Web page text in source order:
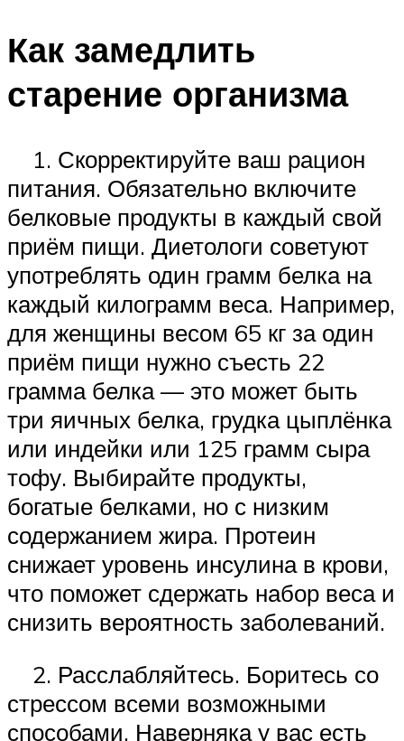
Как замедлить
старение организма
1. Скорректируйте ваш рацион
питания. Обязательно включите
белковые продукты в каждый свой
приём пищи. Диетологи советуют
употреблять один грамм белка на
каждый килограмм веса. Например,
для женщины весом 65 кг за один
приём пищи нужно съесть 22
грамма белка — это может быть
три яичных белка, грудка цыплёнка
или индейки или 125 грамм сыра
тофу. Выбирайте продукты,
богатые белками, но с низким
содержанием жира. Протеин
снижает уровень инсулина в крови,
что поможет сдержать набор веса и
снизить вероятность заболеваний.
2. Расслабляйтесь. Боритесь со
стрессом всеми возможными
способами. Наверняка у вас есть